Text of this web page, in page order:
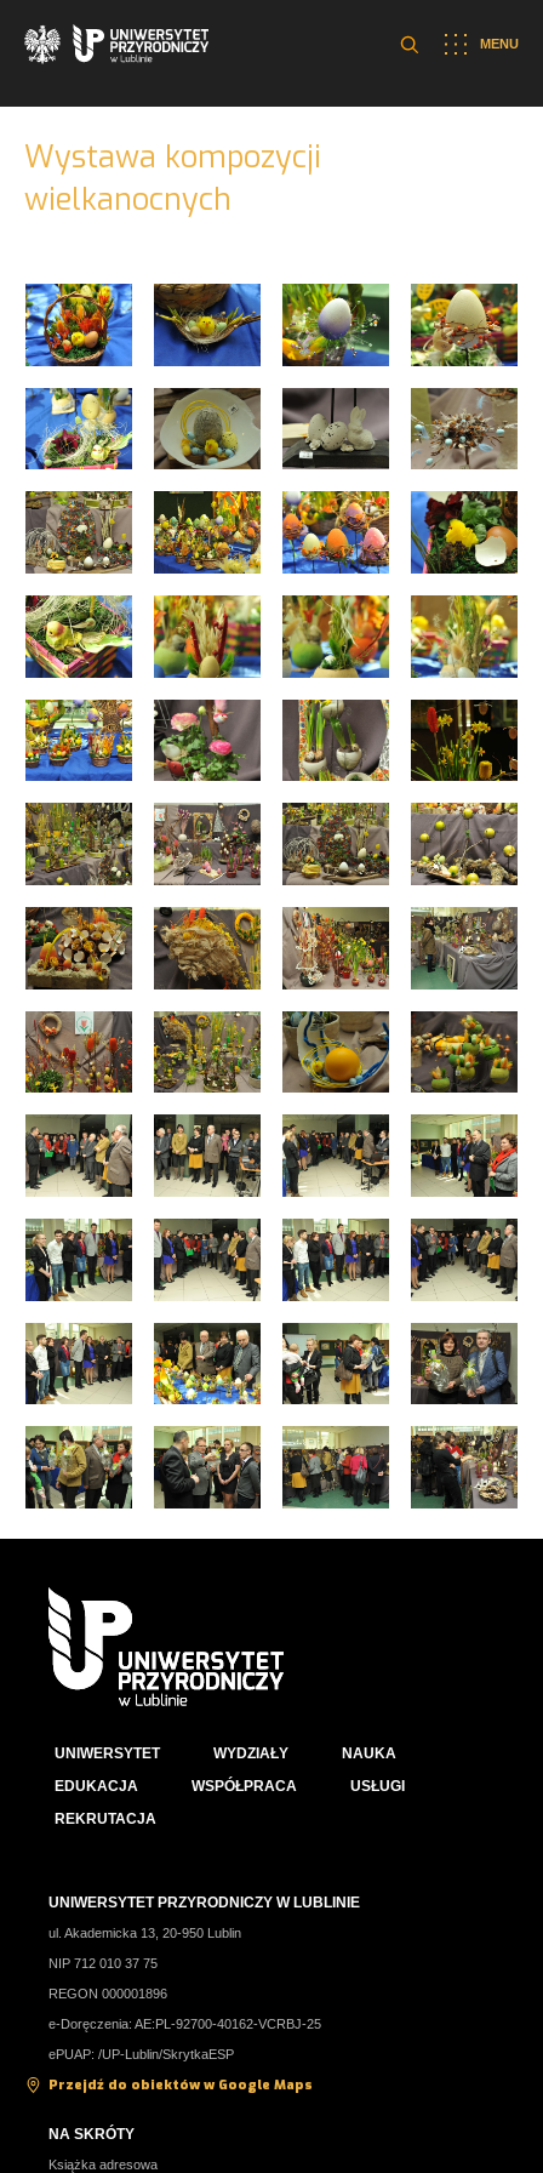
MENU
Wystawa kompozycji
wielkanocnych
UNIWERSYTET WYDZIAŁY
NAUKA
EDUKACJA
WSPÓŁPRACA
USŁUGI
REKRUTACJA
UNIWERSYTET PRZYRODNICZY W LUBLINIE
ul. Akademicka 13, 20-950 Lublin
NIP 712 010 37 75
REGON 000001896
e-Doręczenia: AE:PL-92700-40162-VCRBJ-25
ePUAP: /UP-Lublin/SkrytkaESP
Przejdź do obiektów w Google Maps
NA SKRÓTY
Książka adresowa